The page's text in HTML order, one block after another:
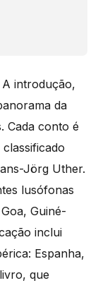
introdução,
da
Cada conto é
Jörg Uther.
lusófonas
Guiné-
inclui
Espanha,
que